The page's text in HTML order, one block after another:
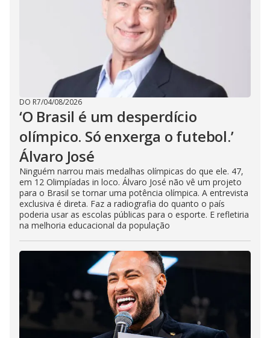
DO R7/04/08/2026
‘O Brasil é um desperdício
olímpico. Só enxerga o futebol.’
Álvaro José
Ninguém narrou mais medalhas olímpicas do que ele. 47,
em 12 Olimpíadas in loco. Álvaro José não vê um projeto
para o Brasil se tornar uma potência olímpica. A entrevista
exclusiva é direta. Faz a radiografia do quanto o país
poderia usar as escolas públicas para o esporte. E refletiria
na melhoria educacional da população